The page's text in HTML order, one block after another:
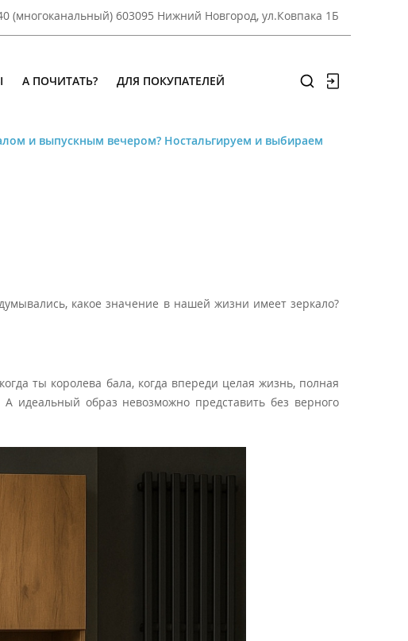
(многоканальный) 603095 Нижний Новгород, ул.Ковпака 1Б
А ПОЧИТАТЬ? ДЛЯ ПОКУПАТЕЛЕЙ
и выпускным вечером? Ностальгируем и выбираем
какое значение в нашей жизни имеет зеркало?
ты королева бала, когда впереди целая жизнь, полная
идеальный образ невозможно представить без верного